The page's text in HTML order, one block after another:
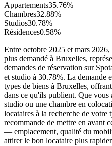
Appartements35.76%
Chambres32.88%
Studios30.78%
Résidences0.58%
Entre octobre 2025 et mars
plus demandé à Bruxelles,
demandes de réservation sur
et studio à 30.78%. La demande
types de biens à Bruxelles,
dans ce qu'ils publient. Que vous
studio ou une chambre en
locataires à la recherche de votre
recommande de mettre en avant
— emplacement, qualité du
attirer le bon locataire plus